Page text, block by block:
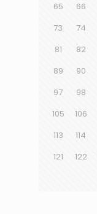
65
66
73
74
81
82
89
90
97
98
105
106
113
114
121
122